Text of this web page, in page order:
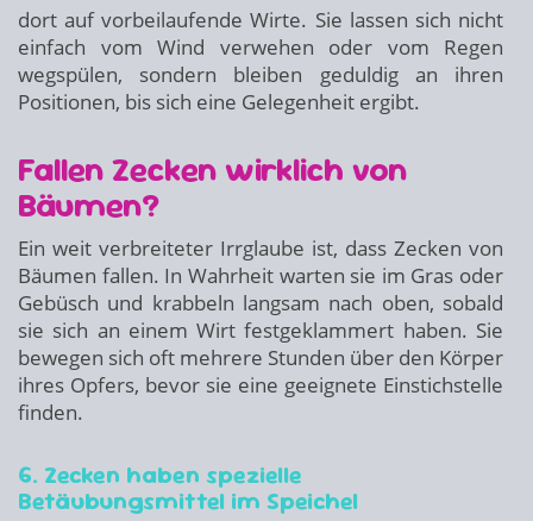
dort auf vorbeilaufende Wirte. Sie lassen sich nicht
einfach vom Wind verwehen oder vom Regen
wegspülen, sondern bleiben geduldig an ihren
Positionen, bis sich eine Gelegenheit ergibt.
Fallen Zecken wirklich von
Bäumen?
Ein weit verbreiteter Irrglaube ist, dass Zecken von
Bäumen fallen. In Wahrheit warten sie im Gras oder
Gebüsch und krabbeln langsam nach oben, sobald
sie sich an einem Wirt festgeklammert haben. Sie
bewegen sich oft mehrere Stunden über den Körper
ihres Opfers, bevor sie eine geeignete Einstichstelle
finden.
6. Zecken haben spezielle
Betäubungsmittel im Speichel